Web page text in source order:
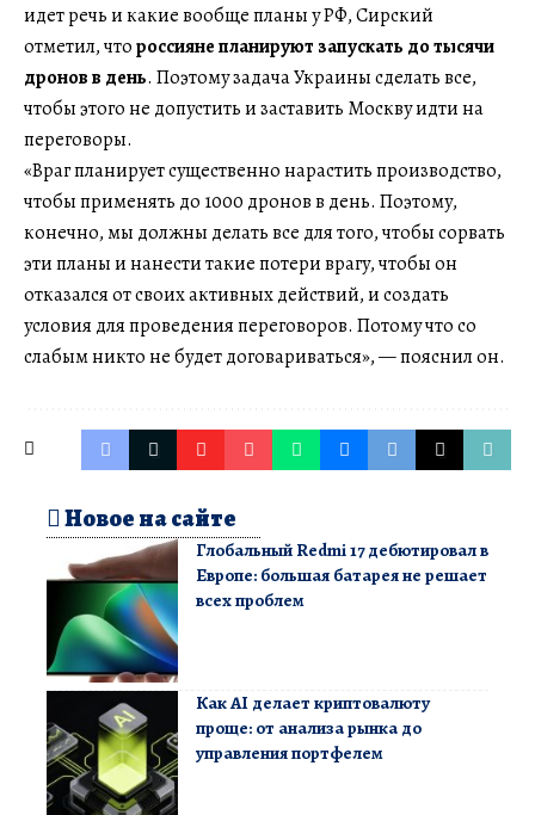
идет речь и какие вообще планы у РФ, Сирский
отметил, чтороссияне планируют запускать до тысячи
дронов в день. Поэтому задача Украины сделать все,
чтобы этого не допустить и заставить Москву идти на
переговоры.
«Враг планирует существенно нарастить производство,
чтобы применять до 1000 дронов в день. Поэтому,
конечно, мы должны делать все для того, чтобы сорвать
эти планы и нанести такие потери врагу, чтобы он
отказался от своих активных действий, и создать
условия для проведения переговоров. Потому что со
слабым никто не будет договариваться», — пояснил он.
Новое на сайте
Глобальный Redmi 17 дебютировал в
Европе: большая батарея не решает
всех проблем
Как AI делает криптовалюту
проще: от анализа рынка до
управления портфелем